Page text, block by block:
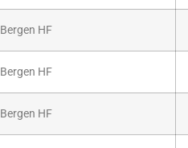
Bergen HF
Bergen HF
Bergen HF